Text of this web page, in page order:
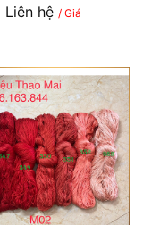
Liên hệ / Giá